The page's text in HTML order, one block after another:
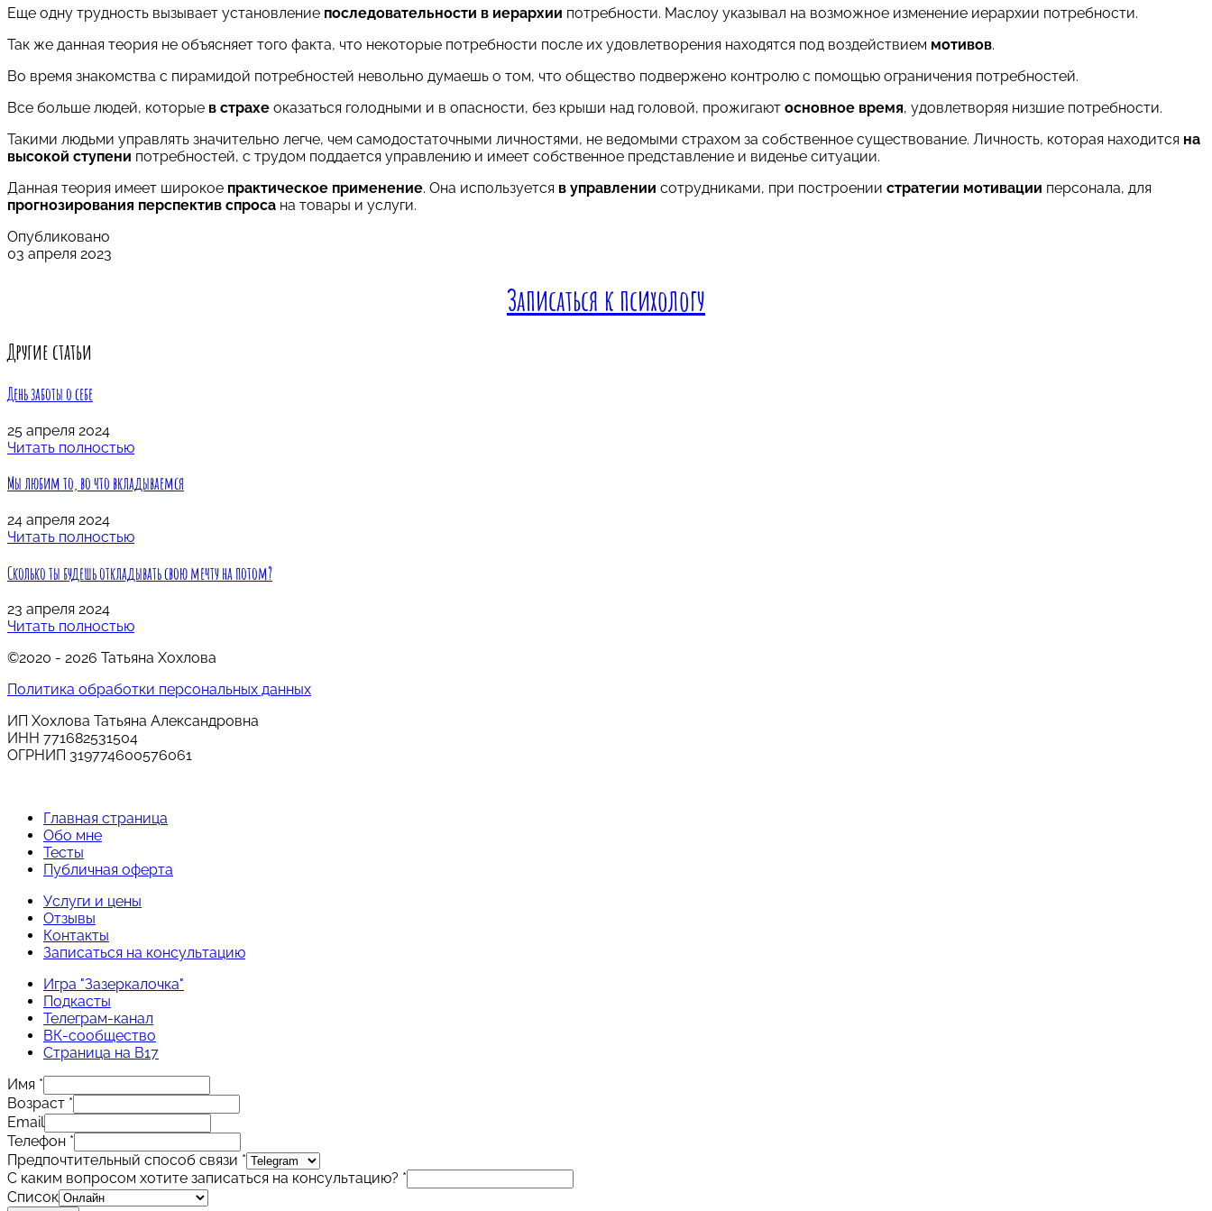
Еще одну трудность вызывает установление последовательности в иерархии потребности. Маслоу указывал на возможное изменение иерархии потребности.
Так же данная теория не объясняет того факта, что некоторые потребности после их удовлетворения находятся под воздействием мотивов.
Во время знакомства с пирамидой потребностей невольно думаешь о том, что общество подвержено контролю с помощью ограничения потребностей.
Все больше людей, которые в страхе оказаться голодными и в опасности, без крыши над головой, прожигают основное время, удовлетворяя низшие потребности.
Такими людьми управлять значительно легче, чем самодостаточными личностями, не ведомыми страхом за собственное существование. Личность, которая находится на
высокой ступени потребностей, с трудом поддается управлению и имеет собственное представление и виденье ситуации.
Данная теория имеет широкое практическое применение. Она используется в управлении сотрудниками, при построении стратегии мотивации персонала, для
прогнозирования перспектив спроса на товары и услуги.
Опубликовано
03 апреля 2023
Записаться к психологу
Другие статьи
День заботы о себе
25 апреля 2024
Читать полностью
Мы любим то, во что вкладываемся
24 апреля 2024
Читать полностью
Сколько ты будешь откладывать свою мечту на потом?
23 апреля 2024
Читать полностью
©2020 - 2026 Татьяна Хохлова
Политика обработки персональных данных
ИП Хохлова Татьяна Александровна
ИНН 771682531504
ОГРНИП 319774600576061
Главная страница
Обо мне
Тесты
Публичная оферта
Услуги и цены
Отзывы
Контакты
Записаться на консультацию
Игра "Зазеркалочка"
Подкасты
Телеграм-канал
ВК-сообщество
Страница на B17
Имя *
Возраст *
Email
Телефон *
Предпочтительный способ связи *
С каким вопросом хотите записаться на консультацию? *
Список